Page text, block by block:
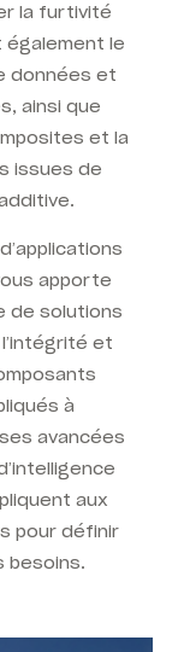
la furtivité
également le
données et
ainsi que
et la
issues de
apporte
de solutions
et
à
avancées
aux
pour définir
besoins.